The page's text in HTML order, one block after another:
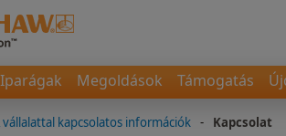
Iparágak Megoldások Támogatás
vállalattal kapcsolatos információk - Kapcsolat